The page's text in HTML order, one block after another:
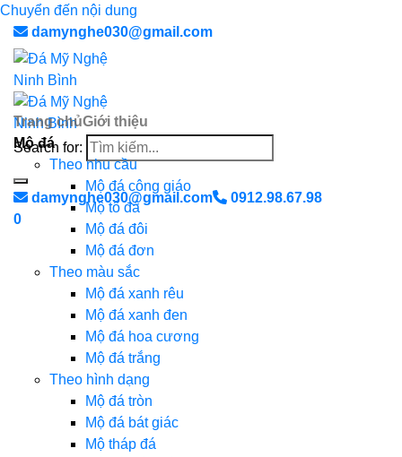
Chuyển đến nội dung
damynghe030@gmail.com
Search for:
damynghe030@gmail.com
0912.98.67.98
0
Trang chủGiới thiệu
Mộ đá
Theo nhu cầu
Mộ đá công giáo
Mộ tổ đá
Mộ đá đôi
Mộ đá đơn
Theo màu sắc
Mộ đá xanh rêu
Mộ đá xanh đen
Mộ đá hoa cương
Mộ đá trắng
Theo hình dạng
Mộ đá tròn
Mộ đá bát giác
Mộ tháp đá